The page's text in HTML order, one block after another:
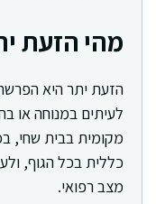
מהי הזעת
הזעת יתר היא
לעיתים במנוחה או
מקומית בבית שחי,
כללית בכל הגוף,
מצב רפואי.